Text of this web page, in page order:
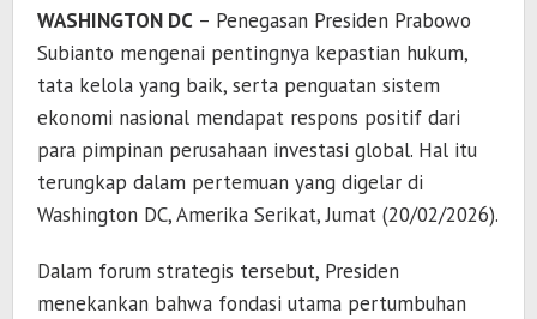
WASHINGTON DC – Penegasan Presiden Prabowo
Subianto mengenai pentingnya kepastian hukum,
tata kelola yang baik, serta penguatan sistem
ekonomi nasional mendapat respons positif dari
para pimpinan perusahaan investasi global. Hal itu
terungkap dalam pertemuan yang digelar di
Washington DC, Amerika Serikat, Jumat (20/02/2026).
Dalam forum strategis tersebut, Presiden
menekankan bahwa fondasi utama pertumbuhan